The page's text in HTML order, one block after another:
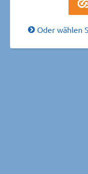
Oder wählen